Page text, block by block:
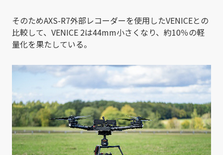
そのためAXS-R7外部レコーダーを使用したVENICEとの
比較して、VENICE 2は44mm小さくなり、約10％の軽
量化を果たしている。